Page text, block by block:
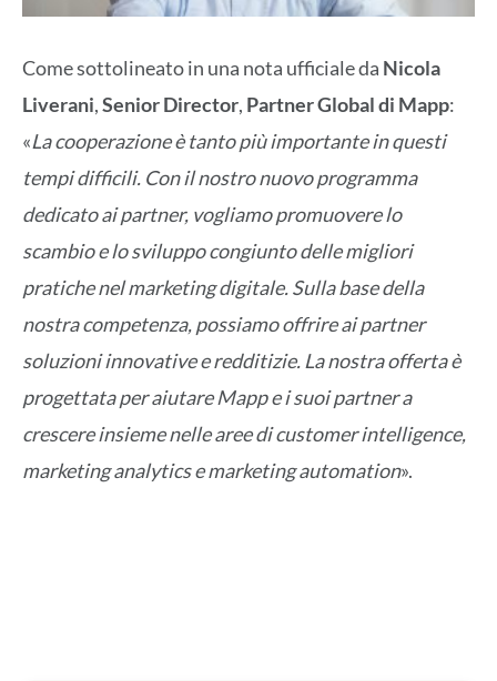
Come sottolineato in una nota ufficiale da Nicola
Liverani,Senior Director, Partner Global di Mapp:
«La cooperazione è tanto più importante in questi
tempi difficili. Con il nostro nuovo programma
dedicato ai partner, vogliamo promuovere lo
scambio e lo sviluppo congiunto delle migliori
pratiche nel marketing digitale. Sulla base della
nostra competenza, possiamo offrire ai partner
soluzioni innovative e redditizie. La nostra offerta è
progettata per aiutare Mapp e i suoi partner a
crescere insieme nelle aree di customer intelligence,
marketing analytics e marketing automation».